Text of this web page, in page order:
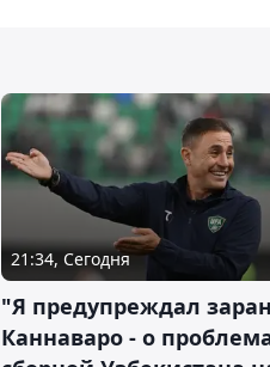
21:34, Сегодня
"Я предупреждал
Каннаваро - о